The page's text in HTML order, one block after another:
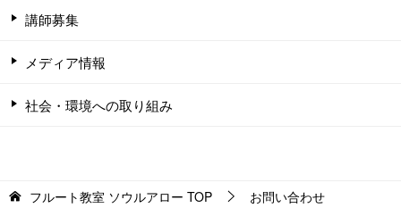
講師募集
メディア情報
社会・環境への取り組み
フルート教室 ソウルアロー TOP お問い合わせ